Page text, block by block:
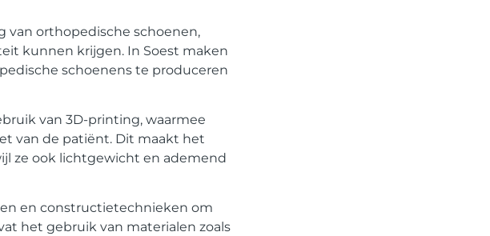
van orthopedische schoenen,
kunnen krijgen. In Soest maken
schoenens te produceren
van 3D-printing, waarmee
van de patiënt. Dit maakt het
ze ook lichtgewicht en ademend
en constructietechnieken om
het gebruik van materialen zoals